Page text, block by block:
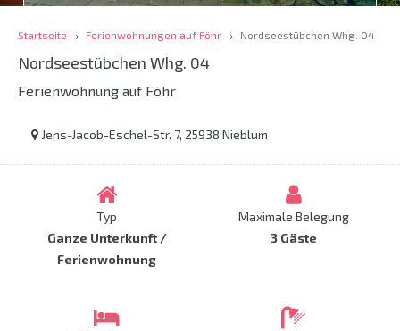
Startseite Ferienwohnungen auf Föhr Nordseestübchen Whg. 04
Nordseestübchen Whg. 04
Ferienwohnung auf Föhr
Jens-Jacob-Eschel-Str. 7, 25938 Nieblum
Typ
Ganze Unterkunft /
Ferienwohnung
Maximale Belegung
3 Gäste